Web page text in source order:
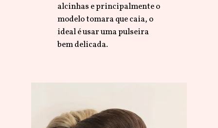
alcinhas e principalmente o
modelo tomara que caia, o
ideal é usar uma pulseira
bem delicada.